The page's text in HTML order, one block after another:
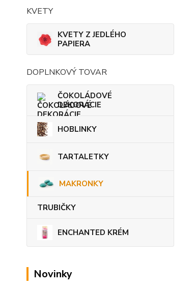
KVETY
KVETY Z JEDLÉHO
PAPIERA
DOPLNKOVÝ TOVAR
ČOKOLÁDOVÉ
DEKORÁCIE
HOBLINKY
TARTALETKY
MAKRONKY
TRUBIČKY
ENCHANTED KRÉM
Novinky